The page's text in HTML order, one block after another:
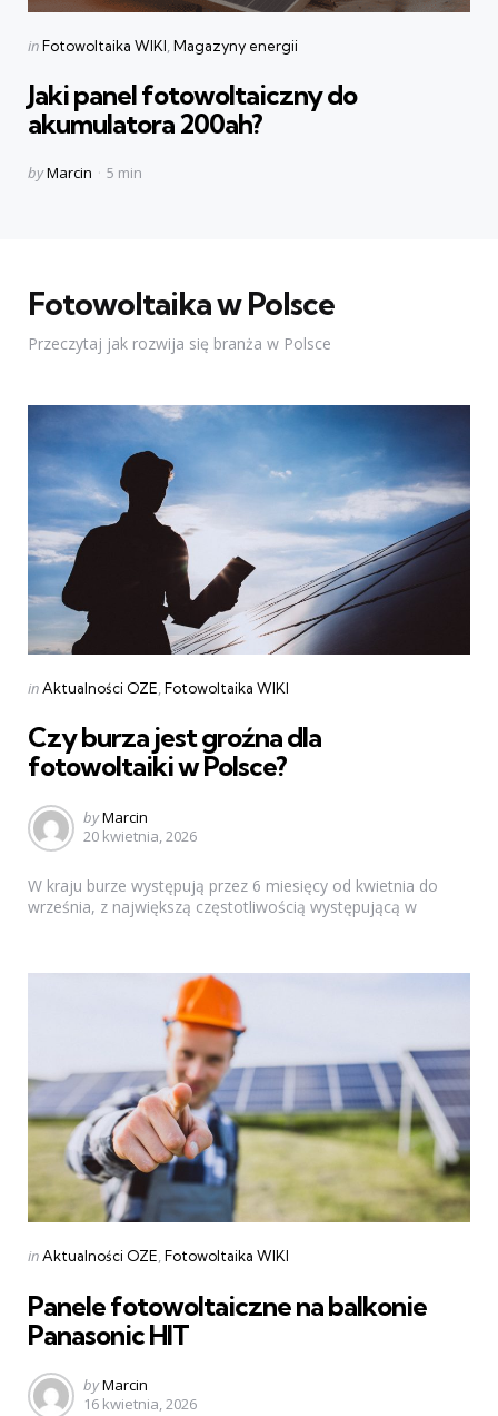
Categories
Posted
inFotowoltaika WIKI Magazyny energii
Jaki panel fotowoltaiczny do
akumulatora 200ah?
Posted
byMarcin 5 min
Fotowoltaika w Polsce
Przeczytaj jak rozwija się branża w Polsce
Categories
Posted
inAktualności OZE Fotowoltaika WIKI
Czy burza jest groźna dla
fotowoltaiki w Polsce?
Posted
by
byMarcin
20 kwietnia, 2026
W kraju burze występują przez 6 miesięcy od kwietnia do
września, z największą częstotliwością występującą w
Categories
Posted
inAktualności OZE Fotowoltaika WIKI
Panele fotowoltaiczne na balkonie
Panasonic HIT
Posted
by
byMarcin
16 kwietnia, 2026